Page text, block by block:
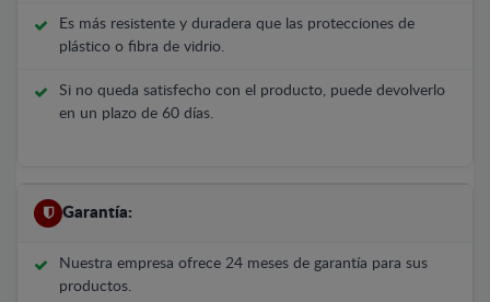
Es más resistente y duradera que las protecciones de
plástico o fibra de vidrio.
Si no queda satisfecho con el producto, puede devolverlo
en un plazo de 60 días.
Garantía:
Nuestra empresa ofrece 24 meses de garantía para sus
productos.